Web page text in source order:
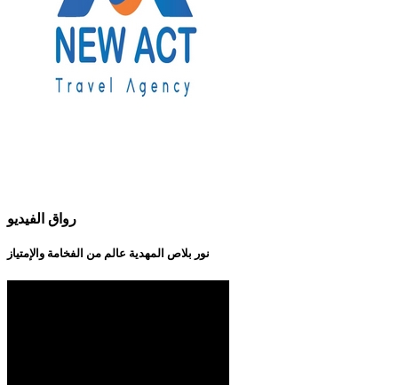
رواق الفيديو
نور بلاص المهدية عالم من الفخامة والإمتياز